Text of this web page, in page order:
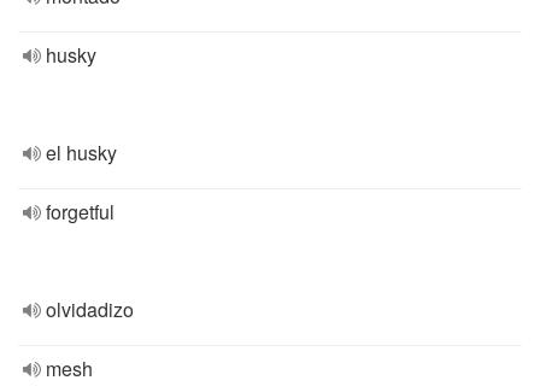
husky
el husky
forgetful
olvidadizo
mesh